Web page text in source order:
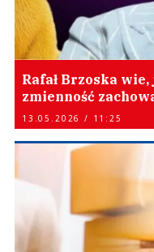
Rafał Brzoska
zmienność
13.05.2026 / 11:25